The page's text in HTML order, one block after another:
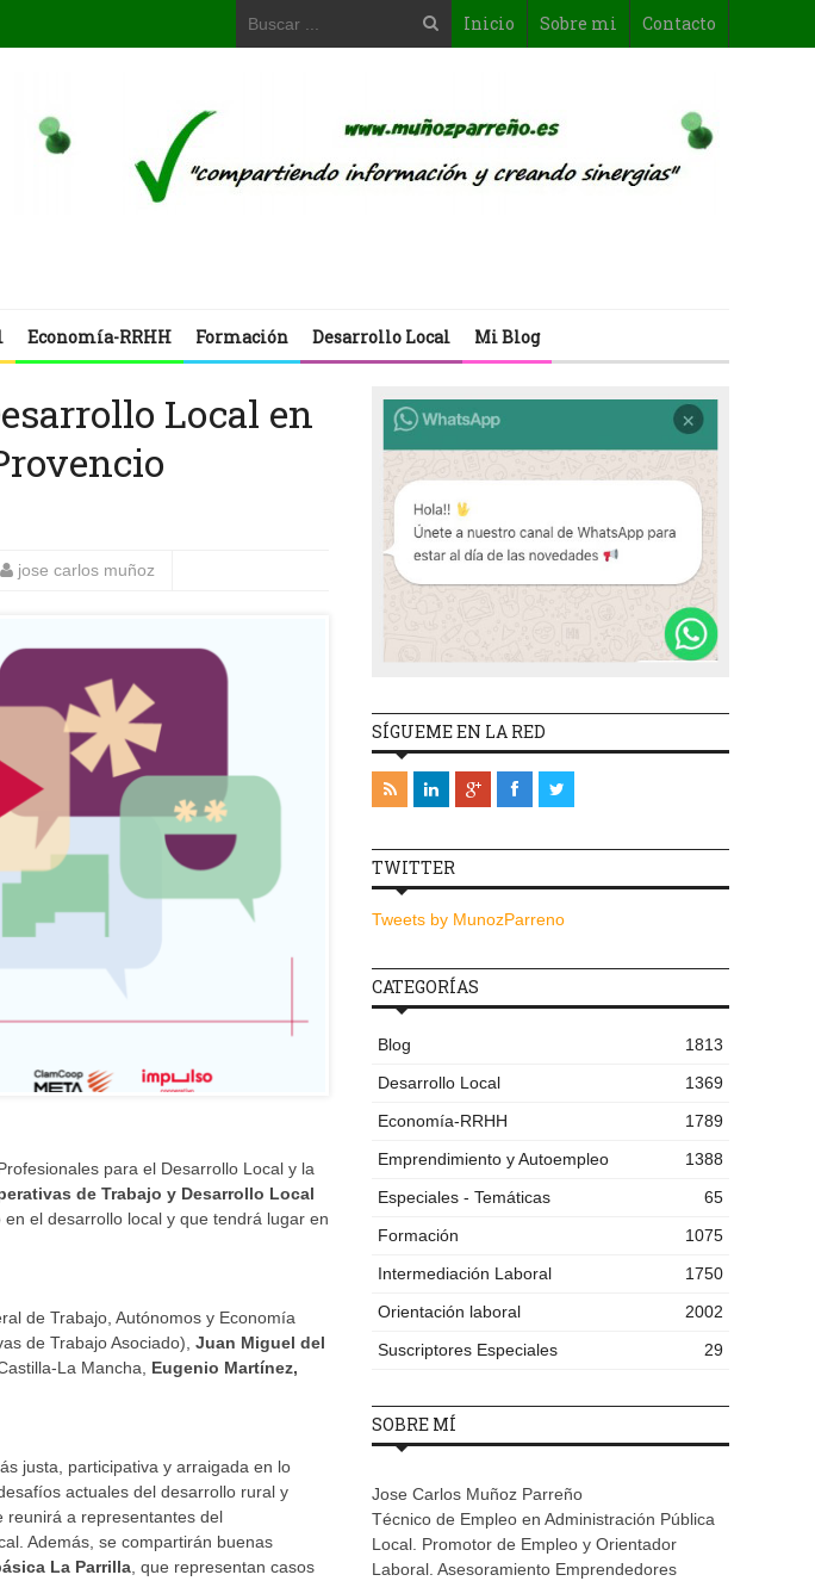
Inicio Sobre mi Contacto
Economía-RRHH Formación Desarrollo Local Mi Blog
Local en
jose carlos muñoz
para el Desarrollo Local y la
de Trabajo y Desarrollo Local
el desarrollo local y que tendrá lugar en
de Trabajo, Autónomos y Economía
de Trabajo Asociado), Juan Miguel del
La Mancha, Eugenio Martínez,
justa, participativa y arraigada en lo
actuales del desarrollo rural y
reunirá a representantes del
Además, se compartirán buenas
La Parrilla, que representan casos
SÍGUEME EN LA RED
TWITTER
Tweets by MunozParreno
CATEGORÍAS
Blog
1813
Desarrollo Local
1369
Economía-RRHH
1789
Emprendimiento y Autoempleo
1388
Especiales - Temáticas
65
Formación
1075
Intermediación Laboral
1750
Orientación laboral
2002
Suscriptores Especiales
29
SOBRE MÍ
Jose Carlos Muñoz Parreño
Técnico de Empleo en Administración Pública
Local. Promotor de Empleo y Orientador
Laboral. Asesoramiento Emprendedores